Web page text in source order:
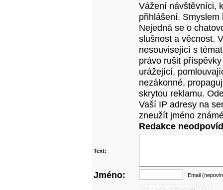
Vážení návštěvníci,
přihlášení.
Nejedná se o
slušnost a věcnost.
nesouvisející s
právo rušit
urážející,
nezákonné,
skrytou reklamu.
Vaší IP adresy na
zneužít jméno
Redakce
Text:
Jméno: Email